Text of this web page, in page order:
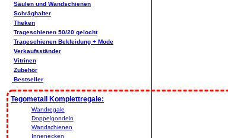
Säulen und Wandschienen
Schräghalter
Theken
Trageschienen 50/20 gelocht
Trageschienen Bekleidung + Mode
Verkaufsständer
Vitrinen
Zubehör
Bestseller
Tegometall Komplettregale:
Wandregale
Doppelgondeln
Wandschienen
Innenecken